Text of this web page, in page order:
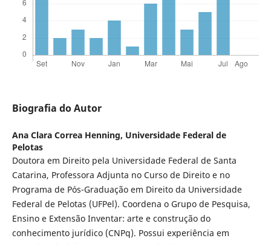
Biografia do Autor
Ana Clara Correa Henning, Universidade Federal de
Pelotas
Doutora em Direito pela Universidade Federal de Santa
Catarina, Professora Adjunta no Curso de Direito e no
Programa de Pós-Graduação em Direito da Universidade
Federal de Pelotas (UFPel). Coordena o Grupo de Pesquisa,
Ensino e Extensão Inventar: arte e construção do
conhecimento jurídico (CNPq). Possui experiência em